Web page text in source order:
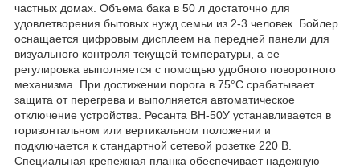
частных домах. Объема бака в 50 л достаточно для
удовлетворения бытовых нужд семьи из 2-3 человек. Бойлер
оснащается цифровым дисплеем на передней панели для
визуального контроля текущей температуры, а ее
регулировка выполняется с помощью удобного поворотного
механизма. При достижении порога в 75°C срабатывает
защита от перегрева и выполняется автоматическое
отключение устройства. Ресанта ВН-50У устанавливается в
горизонтальном или вертикальном положении и
подключается к стандартной сетевой розетке 220 В.
Специальная крепежная планка обеспечивает надежную